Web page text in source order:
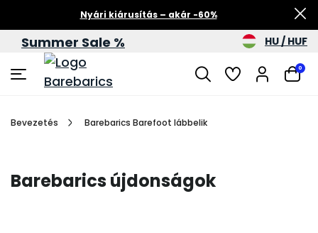
Nyári kiárusítás – akár -60%
Summer Sale % HU / HUF
0
Bevezetés Barebarics Barefoot lábbelik
Barebarics újdonságok